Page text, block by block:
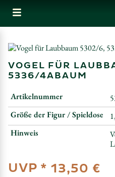
VOGEL FÜR
5336/4ABAUM
Artikelnummer
Größe der Figur / Spieldose
Hinweis
UVP * 13,50 €